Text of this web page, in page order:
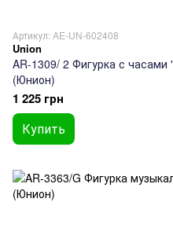
Артикул: AE-UN-602408
Union
AR-1309/ 2 Фигурка с
(Юнион)
1 225 грн
Купить